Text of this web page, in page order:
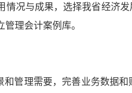
况与成果，选择我省经济
理会计案例库。
管理需要，完善业务数据